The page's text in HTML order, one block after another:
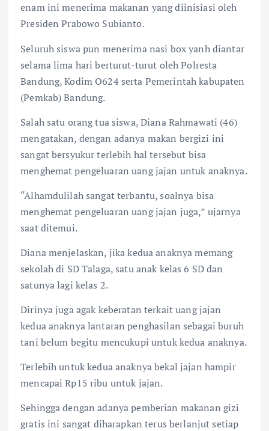
enam ini menerima makanan yang diinisiasi oleh
Presiden Prabowo Subianto.
Seluruh siswa pun menerima nasi box yanh diantar
selama lima hari berturut-turut oleh Polresta
Bandung, Kodim O624 serta Pemerintah kabupaten
(Pemkab) Bandung.
Salah satu orang tua siswa, Diana Rahmawati (46)
mengatakan, dengan adanya makan bergizi ini
sangat bersyukur terlebih hal tersebut bisa
menghemat pengeluaran uang jajan untuk anaknya.
“Alhamdulilah sangat terbantu, soalnya bisa
menghemat pengeluaran uang jajan juga,” ujarnya
saat ditemui.
Diana menjelaskan, jika kedua anaknya memang
sekolah di SD Talaga, satu anak kelas 6 SD dan
satunya lagi kelas 2.
Dirinya juga agak keberatan terkait uang jajan
kedua anaknya lantaran penghasilan sebagai buruh
tani belum begitu mencukupi untuk kedua anaknya.
Terlebih untuk kedua anaknya bekal jajan hampir
mencapai Rp15 ribu untuk jajan.
Sehingga dengan adanya pemberian makanan gizi
gratis ini sangat diharapkan terus berlanjut setiap